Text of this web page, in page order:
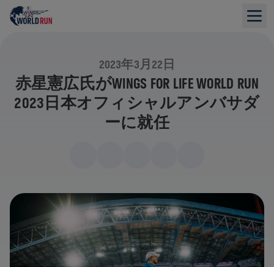
2023年3月22日
赤星憲広氏がWINGS FOR LIFE WORLD RUN
2023日本オフィシャルアンバサダ
ーに就任